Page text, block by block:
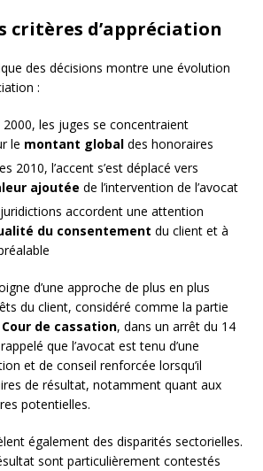
critères d’appréciation
des décisions montre une évolution
:
2000, les juges se concentraient
le montant global des honoraires
2010, l’accent s’est déplacé vers
ajoutée de l’intervention de l’avocat
accordent une attention
du consentement du client et à
d’une approche de plus en plus
du client, considéré comme la partie
Cour de cassation, dans un arrêt du 14
que l’avocat est tenu d’une
et de conseil renforcée lorsqu’il
de résultat, notamment quant aux
potentielles.
également des disparités sectorielles.
sont particulièrement contestés